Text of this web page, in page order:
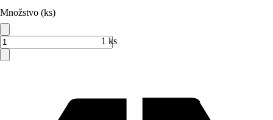
Množstvo (ks)
1 ks